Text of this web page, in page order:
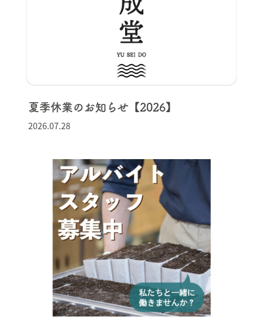
夏季休業のお知らせ【2026】
2026.07.28